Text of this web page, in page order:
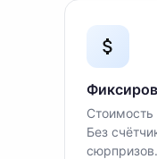
Стоимость
Без
сюрпризов.